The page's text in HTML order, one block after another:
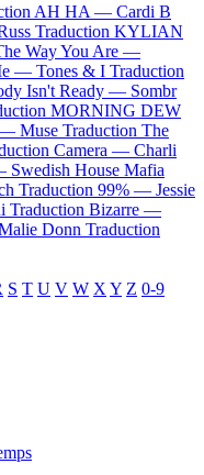
AH HA — Cardi B
Traduction KYLIAN
Way You Are —
— Tones & I Traduction
Isn't Ready — Sombr
MORNING DEW
— Muse Traduction The
Camera — Charli
Swedish House Mafia
Traduction 99% — Jessie
Traduction Bizarre —
Donn Traduction
S T U V W X Y Z 0-9